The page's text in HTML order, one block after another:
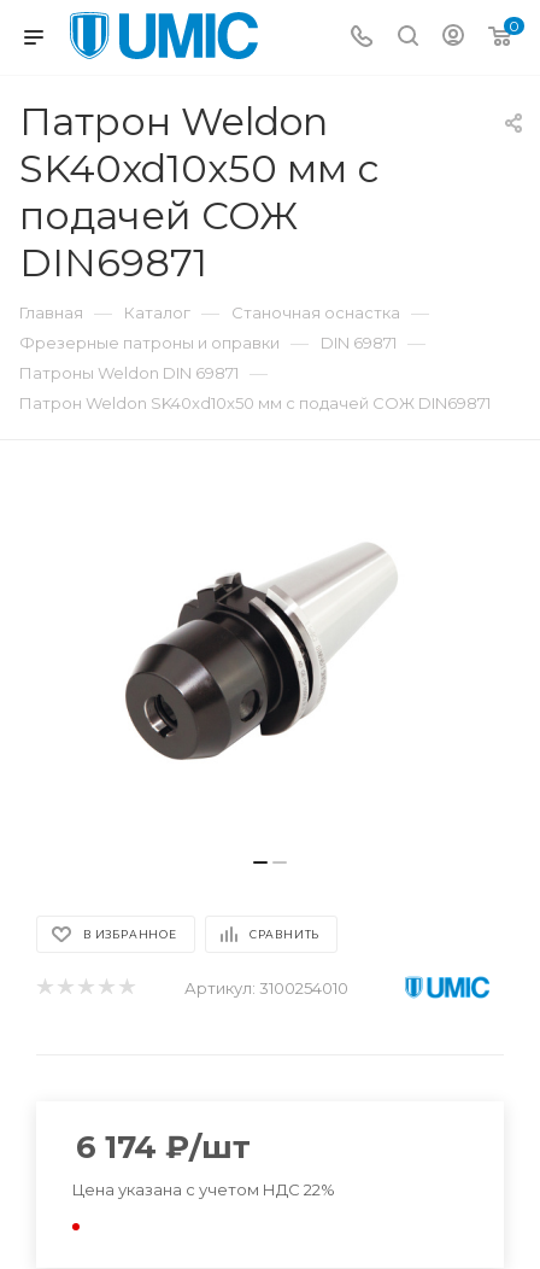
0
Патрон Weldon
SK40xd10x50 мм с
подачей СОЖ
DIN69871
Главная — Каталог — Станочная оснастка —
Фрезерные патроны и оправки — DIN 69871 —
Патроны Weldon DIN 69871 —
Патрон Weldon SK40xd10x50 мм с подачей СОЖ DIN69871
В ИЗБРАННОЕ СРАВНИТЬ
Артикул: 3100254010
6 174 ₽/шт
Цена указана с учетом НДС 22%